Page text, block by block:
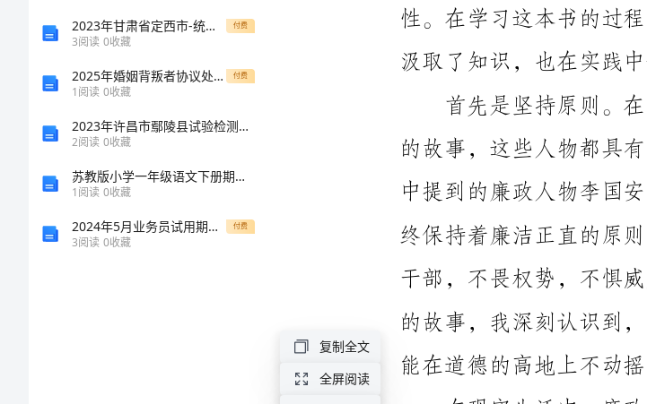
2023年甘肃省定西市-统招专升本英语模拟考试含答案 付费
3阅读 0收藏
2025年婚姻背叛者协议处理办法 付费
1阅读 0收藏
2023年许昌市鄢陵县试验检测师之交通工程考试题库附答案【轻巧夺冠】
2阅读 0收藏
苏教版小学一年级语文下册期中测试卷
1阅读 0收藏
2024年5月业务员试用期工作总结 付费
3阅读 0收藏
复制全文
全屏阅读